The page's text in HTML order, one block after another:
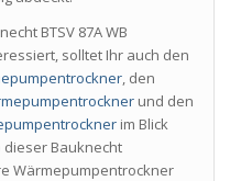
BTSV 87A WB
solltet Ihr auch den
, den
und den
im Blick
Bauknecht
Wärmepumpentrockner